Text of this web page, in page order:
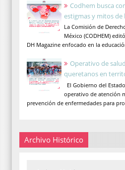
Codhem busca
estigmas y mitos
La Comisión de
México (CODHEM)
DH Magazine enfocado en la
Operativo de
queretanos en
El Gobierno del
operativo de atención
prevención de enfermedades para
Archivo Histórico